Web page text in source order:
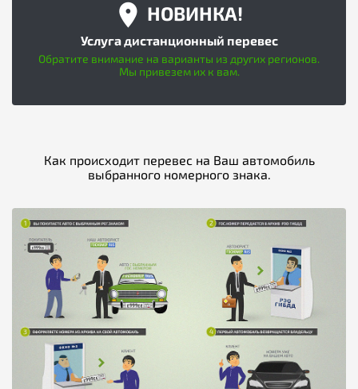
НОВИНКА!
Услуга дистанционный перевес
Обратите внимание на варианты из других регионов.
Мы привезем их к вам.
Как происходит перевес на Ваш автомобиль
выбранного номерного знака.